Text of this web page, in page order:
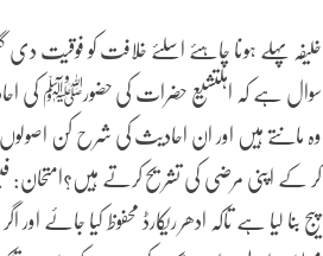
خلیفہ پہلے ہونا چاہئے اسلئے خلافت کو فوقیت
سوال ہے کہ اہلتشیع حضرات کی حضورﷺ کی
وہ مانتے ہیں اور ان احادیث کی شرح کن
کر کے اپنی مرضی کی تشریح کرتے ہیں؟امتحان:
پیج بنا لیا ہے تاکہ ادھر ریکارڈ محفوظ کیا